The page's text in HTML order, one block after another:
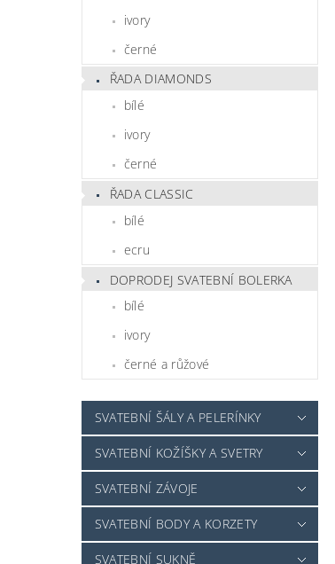
ivory
černé
ŘADA DIAMONDS
bílé
ivory
černé
ŘADA CLASSIC
bílé
ecru
DOPRODEJ SVATEBNÍ BOLERKA
bílé
ivory
černé a růžové
SVATEBNÍ ŠÁLY A PELERÍNKY
SVATEBNÍ KOŽÍŠKY A SVETRY
SVATEBNÍ ZÁVOJE
SVATEBNÍ BODY A KORZETY
SVATEBNÍ SUKNĚ